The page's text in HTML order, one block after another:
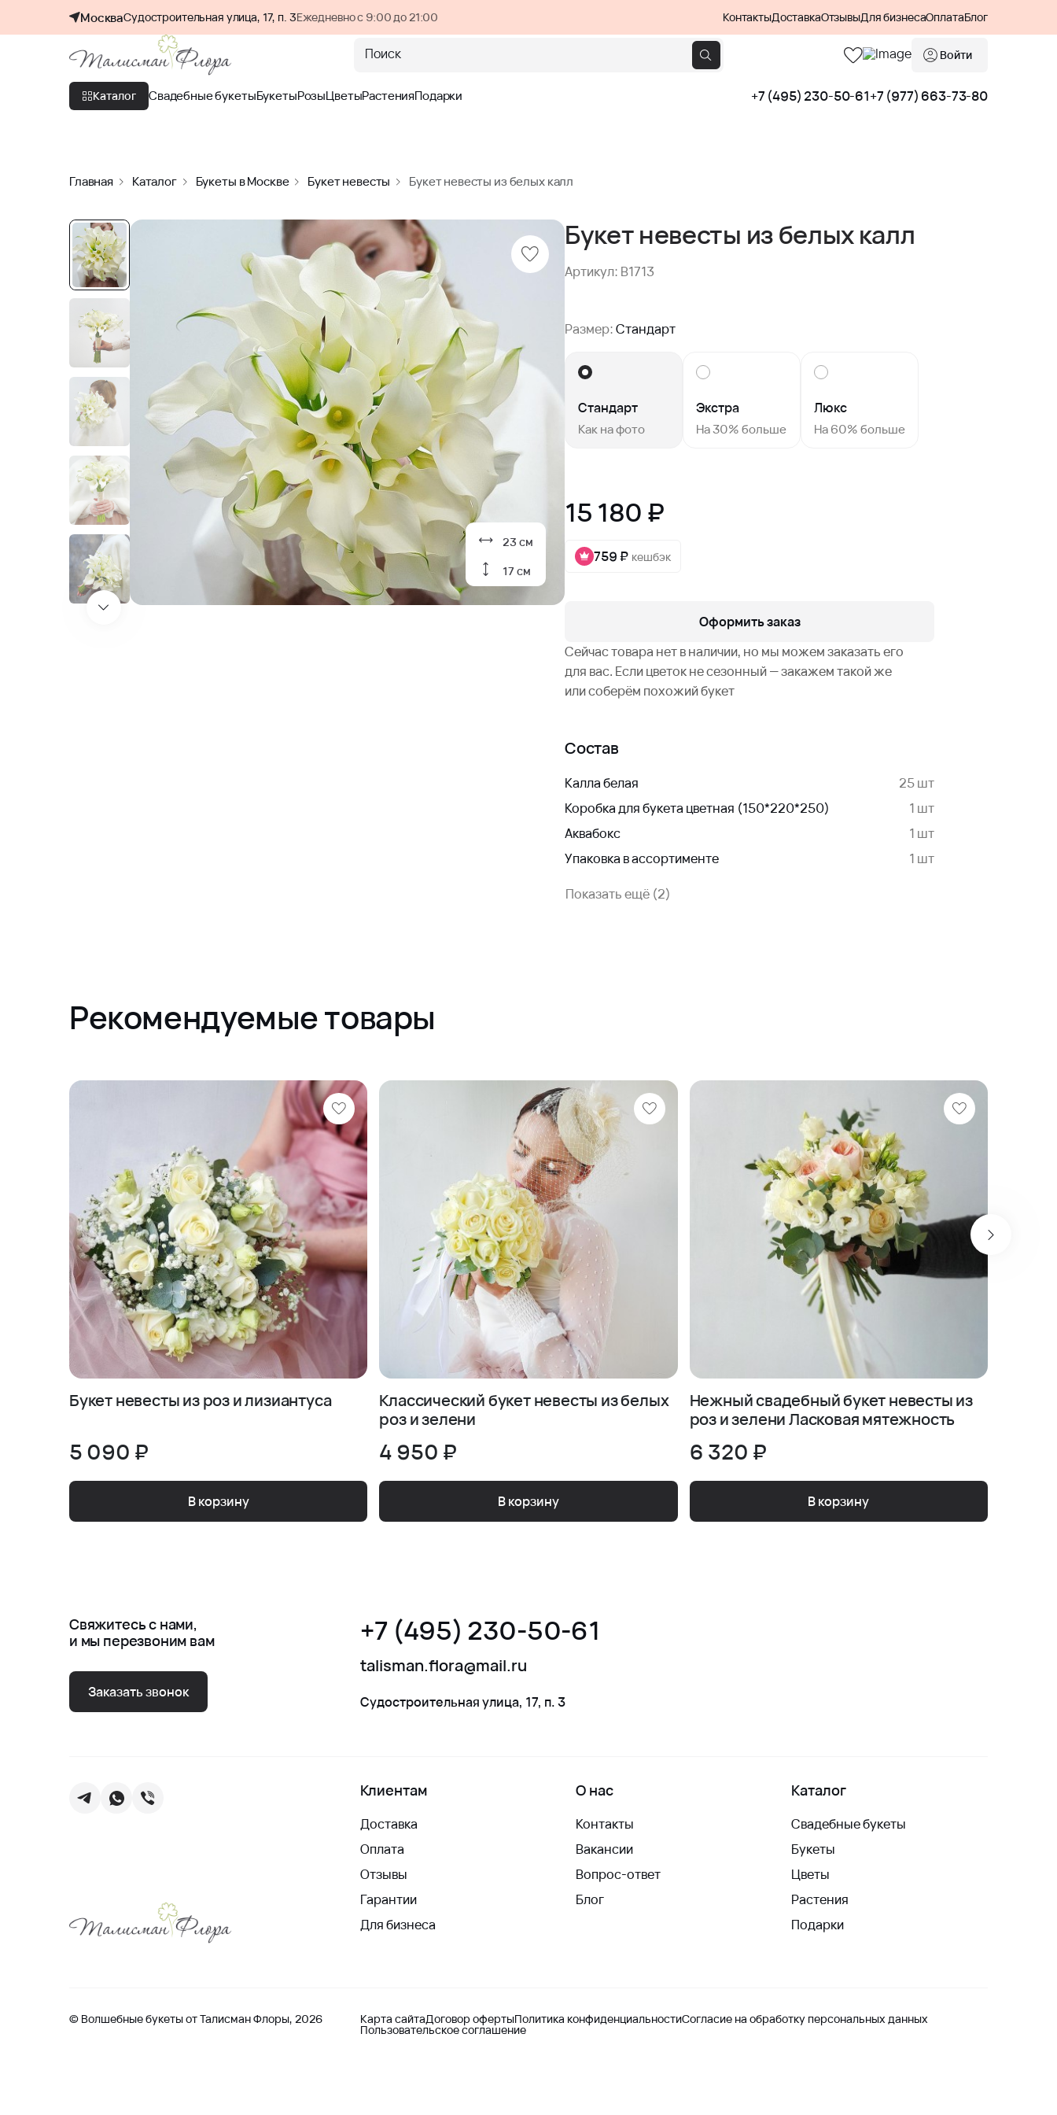
МоскваСудостроительная улица, 17, п. 3Ежедневно с 9:00 до 21:00 КонтактыДоставкаОтзывыДля бизнесаОплатаБлог
Поиск Войти
Каталог Свадебные букетыБукетыРозыЦветыРастенияПодарки +7 (495) 230-50-61+7 (977) 663-73-80
Главная Каталог Букеты в Москве Букет невесты Букет невесты из белых калл
23 см
17 см
Букет невесты из белых калл
Артикул: B1713
Размер:Стандарт
Стандарт
Как на фото
Экстра
На 30% больше
Люкс
На 60% больше
15 180 ₽
759 ₽ кешбэк
Оформить заказ
Сейчас товара нет в наличии, но мы можем заказать его
для вас. Если цветок не сезонный — закажем такой же
или соберём похожий букет
Состав
Калла белая
25 шт
Коробка для букета цветная (150*220*250)
1 шт
Аквабокс
1 шт
Упаковка в ассортименте
1 шт
Показать ещё (2)
Рекомендуемые товары
Букет невесты из роз и лизиантуса
5 090 ₽
В корзину
Классический букет невесты из белых
роз и зелени
4 950 ₽
В корзину
Нежный свадебный букет невесты из
роз и зелени Ласковая мятежность
6 320 ₽
В корзину
Свяжитесь с нами,
и мы перезвоним вам
Заказать звонок
+7 (495) 230-50-61
talisman.flora@mail.ru
Судостроительная улица, 17, п. 3
Клиентам
Доставка
Оплата
Отзывы
Гарантии
Для бизнеса
О нас
Контакты
Вакансии
Вопрос-ответ
Блог
Каталог
Свадебные букеты
Букеты
Цветы
Растения
Подарки
© Волшебные букеты от Талисман Флоры, 2026 Карта сайтаДоговор офертыПолитика конфиденциальностиСогласие на обработку персональных данных
Пользовательское соглашение